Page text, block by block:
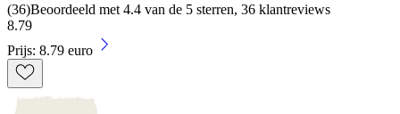
(36)Beoordeeld met 4.4 van de 5 sterren, 36 klantreviews
8.79
Prijs: 8.79 euro